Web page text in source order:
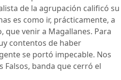
de la agrupación calificó su
es como ir, prácticamente, a
venir a Magallanes. Para
contentos de haber
se portó impecable. Nos
Falsos, banda que cerró el